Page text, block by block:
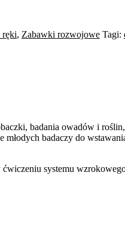
ręki, Zabawki rozwojowe Tagi:
badania owadów i
młodych badaczy do
systemu